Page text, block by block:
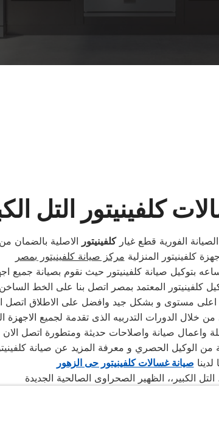
كلفينيتور التل
الفورية قطع غياركلفينيتور الاصلية بالضمان
كلفينيتور المنزلية مركز صيانة كلفينيتور بمصر
بتوكيل صيانة كلفينيتور حيث نقوم بصيانة جميع
اعلى مستوى و بشكل جيد وافضل على الاطلاق
خلال الدورات التدربيه الذى تقدمة لجميع
صيانة واصلاحات حديثة ومتطورة اتصل الان
الوكيل الحصري و معرفة المزيد عن صيانة
لدينا صيانة غسالات كلفينيتور حى الزهور
الكبير،، الظهير الصحراوى الصالحية الجديدة